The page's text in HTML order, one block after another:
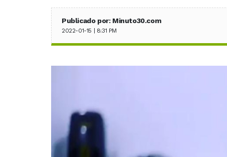
Publicado por: Minuto30.com
2022-01-15 | 8:31 PM